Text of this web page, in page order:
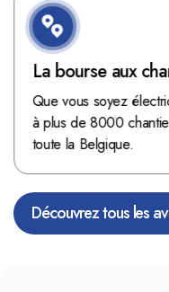
La bourse aux
véritable mine
Que vous soyez
à plus de 8000
toute la Belgique.
Découvrez tous les